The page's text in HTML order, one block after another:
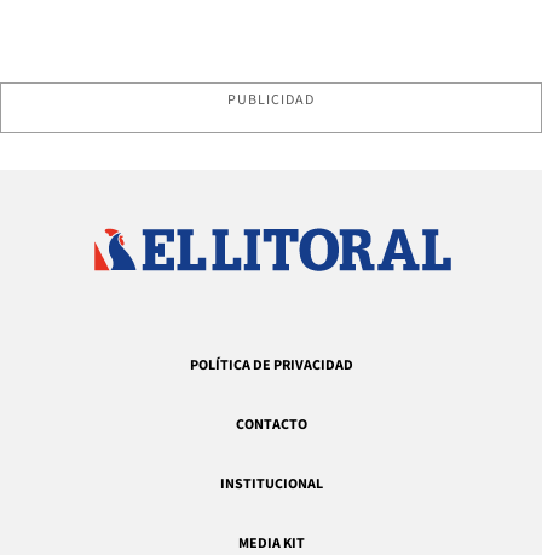
PUBLICIDAD
POLÍTICA DE PRIVACIDAD
CONTACTO
INSTITUCIONAL
MEDIA KIT